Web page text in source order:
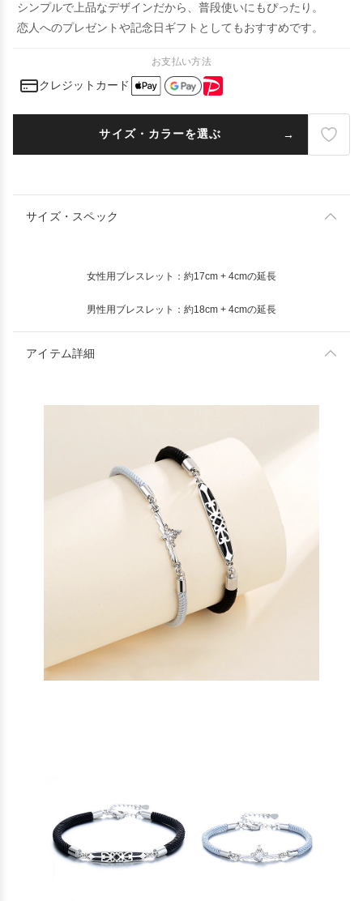
シンプルで上品なデザインだから、普段使いにもぴったり。
恋人へのプレゼントや記念日ギフトとしてもおすすめです。
お支払い方法
クレジットカード
サイズ・カラーを選ぶ
サイズ・スペック
女性用ブレスレット：約17cm + 4cmの延長
男性用ブレスレット：約18cm + 4cmの延長
アイテム詳細